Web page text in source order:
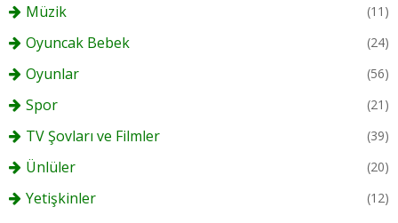
Müzik (11)
Oyuncak Bebek (24)
Oyunlar (56)
Spor (21)
TV Şovları ve Filmler (39)
Ünlüler (20)
Yetişkinler (12)